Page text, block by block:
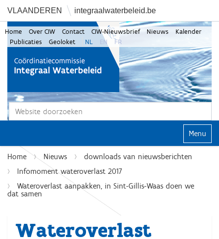
VLAANDEREN integraalwaterbeleid.be
Zoek
Home Over CIW Contact CIW-Nieuwsbrief Nieuws
Kalender
Publicaties
Geoloket NL EN FR
Klap
Home Nieuws
downloads van nieuwsberichten
Infomoment wateroverlast 2017
Wateroverlast aanpakken, in Sint-Gillis-Waas doen we
dat samen
Wateroverlast